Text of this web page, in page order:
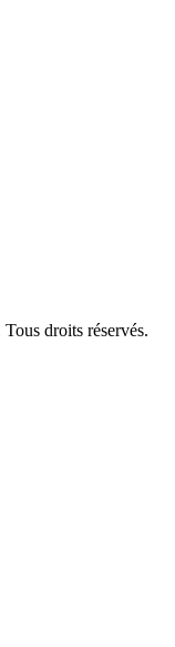
droits réservés.